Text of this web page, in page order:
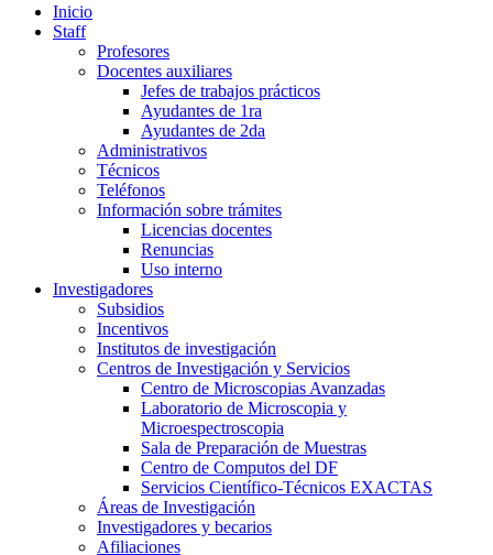
Inicio
Staff
Profesores
Docentes auxiliares
Jefes de trabajos prácticos
Ayudantes de 1ra
Ayudantes de 2da
Administrativos
Técnicos
Teléfonos
Información sobre trámites
Licencias docentes
Renuncias
Uso interno
Investigadores
Subsidios
Incentivos
Institutos de investigación
Centros de Investigación y Servicios
Centro de Microscopias Avanzadas
Laboratorio de Microscopia y
Microespectroscopia
Sala de Preparación de Muestras
Centro de Computos del DF
Servicios Científico-Técnicos EXACTAS
Áreas de Investigación
Investigadores y becarios
Afiliaciones